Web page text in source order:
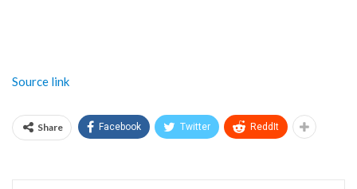
Source link
Share Facebook Twitter ReddIt